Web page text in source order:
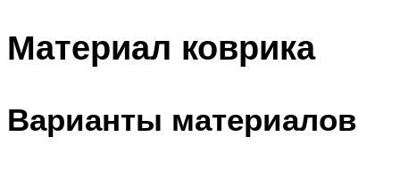
Материал коврика
Варианты материалов